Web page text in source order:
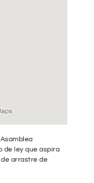
de ley que aspira
arrastre de